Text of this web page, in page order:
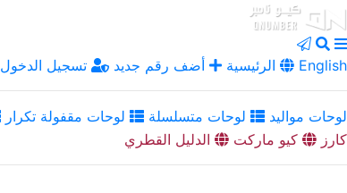
الرئيسية أضف رقم جديد تسجيل الدخول English
لوحات مواليد لوحات متسلسلة لوحات مقفولة تكرار
كارز
كيو ماركت الدليل القطري